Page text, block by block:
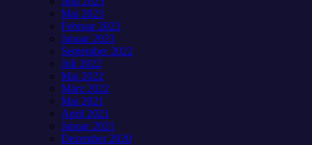
Mai 2023
Februar 2023
Januar 2023
September 2022
Juli 2022
Mai 2022
März 2022
Mai 2021
April 2021
Januar 2021
Dezember 2020